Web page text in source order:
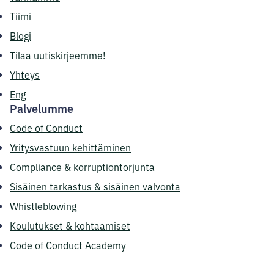
Tiimi
Blogi
Tilaa uutiskirjeemme!
Yhteys
Eng
Palvelumme
Code of Conduct
Yritysvastuun kehittäminen
Compliance & korruptiontorjunta
Sisäinen tarkastus & sisäinen valvonta
Whistleblowing
Koulutukset & kohtaamiset
Code of Conduct Academy